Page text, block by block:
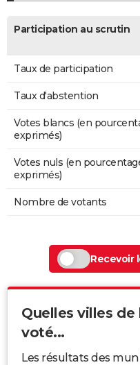
Participation au scrutin
Taux de participation
Taux d'abstention
Votes blancs (en
exprimés)
Votes nuls (en
exprimés)
Nombre de votants
Recevoir
Quelles villes
voté...
Les résultats des